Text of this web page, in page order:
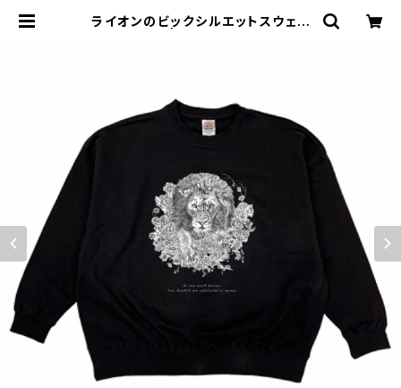
ライオンのビックシルエットスウェッ